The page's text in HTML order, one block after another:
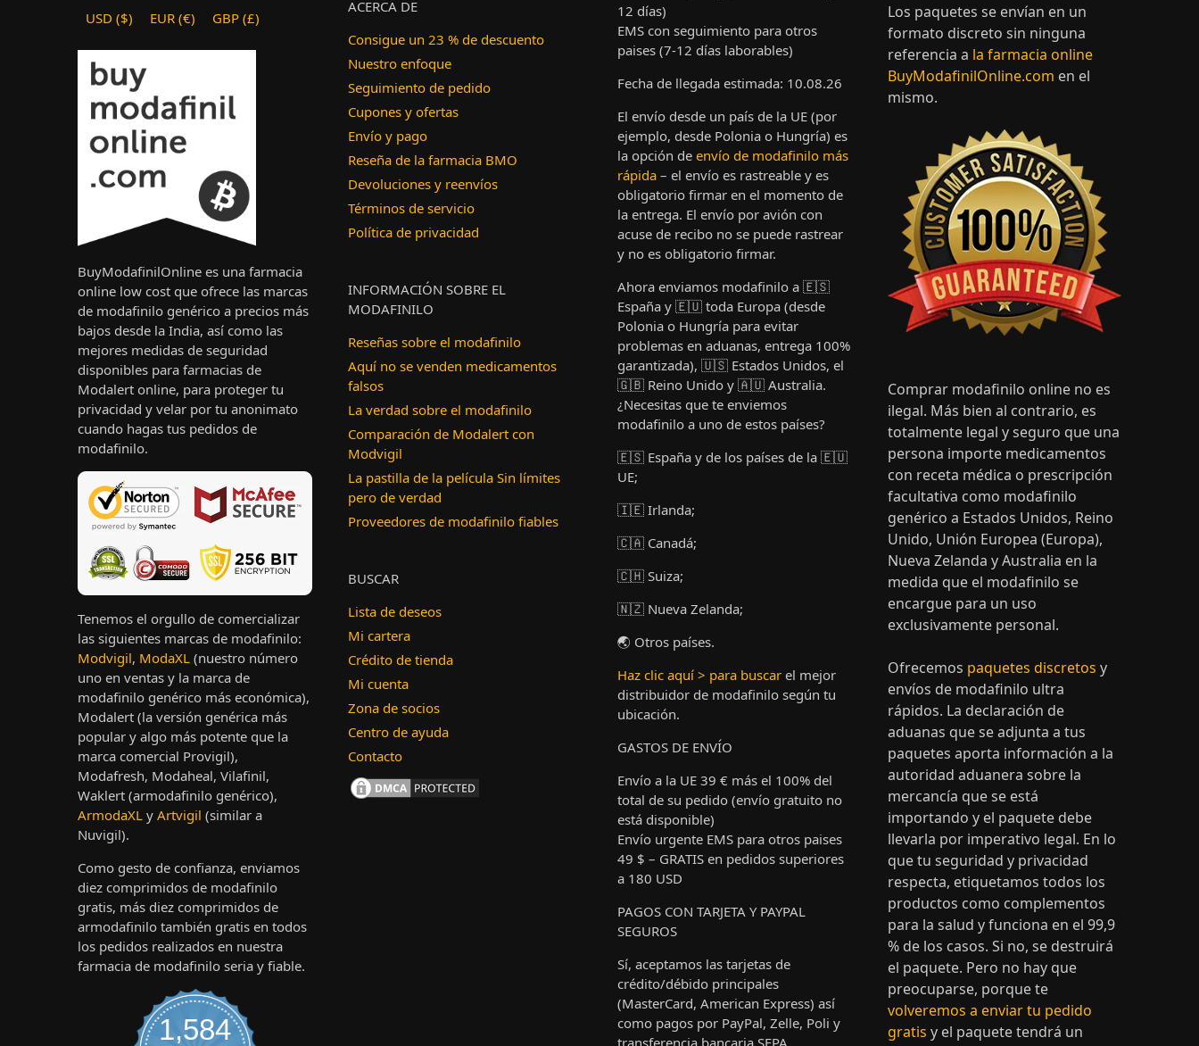
USD ($) EUR (€) GBP (£)
BuyModafinilOnline es una farmacia
online low cost que ofrece las marcas
de modafinilo genérico a precios más
bajos desde la India, así como las
mejores medidas de seguridad
disponibles para farmacias de
Modalert online, para proteger tu
privacidad y velar por tu anonimato
cuando hagas tus pedidos de
modafinilo.
Tenemos el orgullo de comercializar
las siguientes marcas de modafinilo:
Modvigil, ModaXL (nuestro número
uno en ventas y la marca de
modafinilo genérico más económica),
Modalert (la versión genérica más
popular y algo más potente que la
marca comercial Provigil),
Modafresh, Modaheal, Vilafinil,
Waklert (armodafinilo genérico),
ArmodaXL y Artvigil (similar a
Nuvigil).
Como gesto de confianza, enviamos
diez comprimidos de modafinilo
gratis, más diez comprimidos de
armodafinilo también gratis en todos
los pedidos realizados en nuestra
farmacia de modafinilo seria y fiable.
1,584
ACERCA DE
Consigue un 23 % de descuento
Nuestro enfoque
Seguimiento de pedido
Cupones y ofertas
Envío y pago
Reseña de la farmacia BMO
Devoluciones y reenvíos
Términos de servicio
Política de privacidad
INFORMACIÓN SOBRE EL
MODAFINILO
Reseñas sobre el modafinilo
Aquí no se venden medicamentos
falsos
La verdad sobre el modafinilo
Comparación de Modalert con
Modvigil
La pastilla de la película Sin límites
pero de verdad
Proveedores de modafinilo fiables
BUSCAR
Lista de deseos
Mi cartera
Crédito de tienda
Mi cuenta
Zona de socios
Centro de ayuda
Contacto
12 días)
EMS con seguimiento para otros
paises (7-12 días laborables)
Fecha de llegada estimada: 10.08.26
El envío desde un país de la UE (por
ejemplo, desde Polonia o Hungría) es
la opción de envío de modafinilo más
rápida – el envío es rastreable y es
obligatorio firmar en el momento de
la entrega. El envío por avión con
acuse de recibo no se puede rastrear
y no es obligatorio firmar.
Ahora enviamos modafinilo a 🇪🇸
España y 🇪🇺 toda Europa (desde
Polonia o Hungría para evitar
problemas en aduanas, entrega 100%
garantizada), 🇺🇸 Estados Unidos, el
🇬🇧 Reino Unido y 🇦🇺 Australia.
¿Necesitas que te enviemos
modafinilo a uno de estos países?
🇪🇸 España y de los países de la 🇪🇺
UE;
🇮🇪 Irlanda;
🇨🇦 Canadá;
🇨🇭 Suiza;
🇳🇿 Nueva Zelanda;
🌏 Otros países.
Haz clic aquí > para buscar el mejor
distribuidor de modafinilo según tu
ubicación.
GASTOS DE ENVÍO
Envío a la UE 39 € más el 100% del
total de su pedido (envío gratuito no
está disponible)
Envío urgente EMS para otros paises
49 $ – GRATIS en pedidos superiores
a 180 USD
PAGOS CON TARJETA Y PAYPAL
SEGUROS
Sí, aceptamos las tarjetas de
crédito/débido principales
(MasterCard, American Express) así
como pagos por PayPal, Zelle, Poli y
Los paquetes se envían en un
formato discreto sin ninguna
referencia a la farmacia online
BuyModafinilOnline.com en el
mismo.
Comprar modafinilo online no es
ilegal. Más bien al contrario, es
totalmente legal y seguro que una
persona importe medicamentos
con receta médica o prescripción
facultativa como modafinilo
genérico a Estados Unidos, Reino
Unido, Unión Europea (Europa),
Nueva Zelanda y Australia en la
medida que el modafinilo se
encargue para un uso
exclusivamente personal.
Ofrecemos paquetes discretos y
envíos de modafinilo ultra
rápidos. La declaración de
aduanas que se adjunta a tus
paquetes aporta información a la
autoridad aduanera sobre la
mercancía que se está
importando y el paquete debe
llevarla por imperativo legal. En lo
que tu seguridad y privacidad
respecta, etiquetamos todos los
productos como complementos
para la salud y funciona en el 99,9
% de los casos. Si no, se destruirá
el paquete. Pero no hay que
preocuparse, porque te
volveremos a enviar tu pedido
gratis y el paquete tendrá un